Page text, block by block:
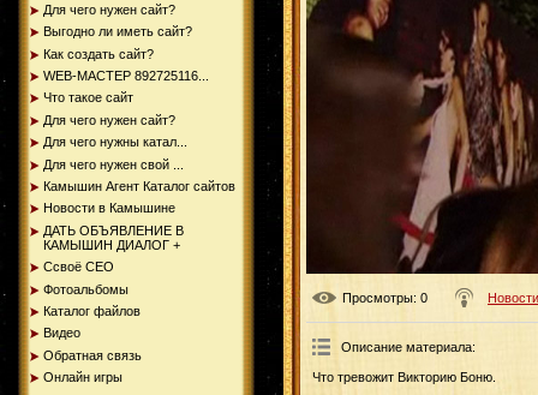
Для чего нужен сайт?
Выгодно ли иметь сайт?
Как создать сайт?
WEB-МАСТЕР 892725116...
Что такое сайт
Для чего нужен сайт?
Для чего нужны катал...
Для чего нужен свой ...
Камышин Агент Каталог сайтов
Новости в Камышине
ДАТЬ ОБЪЯВЛЕНИЕ В
КАМЫШИН ДИАЛОГ +
Ссвоё СЕО
Фотоальбомы
Каталог файлов
Видео
Обратная связь
Онлайн игры
Просмотры: 0
Описание материала:
Что тревожит Викторию Боню.